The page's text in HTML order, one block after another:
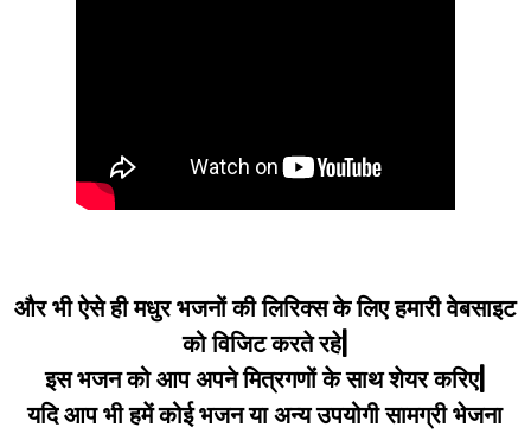
और भी ऐसे ही मधुर भजनों की लिरिक्स के लिए हमारी वेबसाइट
को विजिट करते रहे|
इस भजन को आप अपने मित्रगणों के साथ शेयर करिए|
यदि आप भी हमें कोई भजन या अन्य उपयोगी सामग्री भेजना